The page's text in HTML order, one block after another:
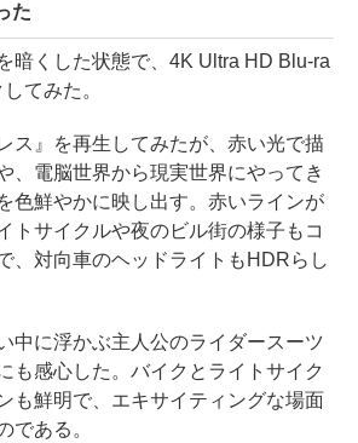
た
暗くした状態で、4K Ultra HD Blu-ra
てみた。
ス』を再生してみたが、赤い光で描
、電脳世界から現実世界にやってき
色鮮やかに映し出す。赤いラインが
トサイクルや夜のビル街の様子もコ
、対向車のヘッドライトもHDRらし
中に浮かぶ主人公のライダースーツ
も感心した。バイクとライトサイク
も鮮明で、エキサイティングな場面
である。